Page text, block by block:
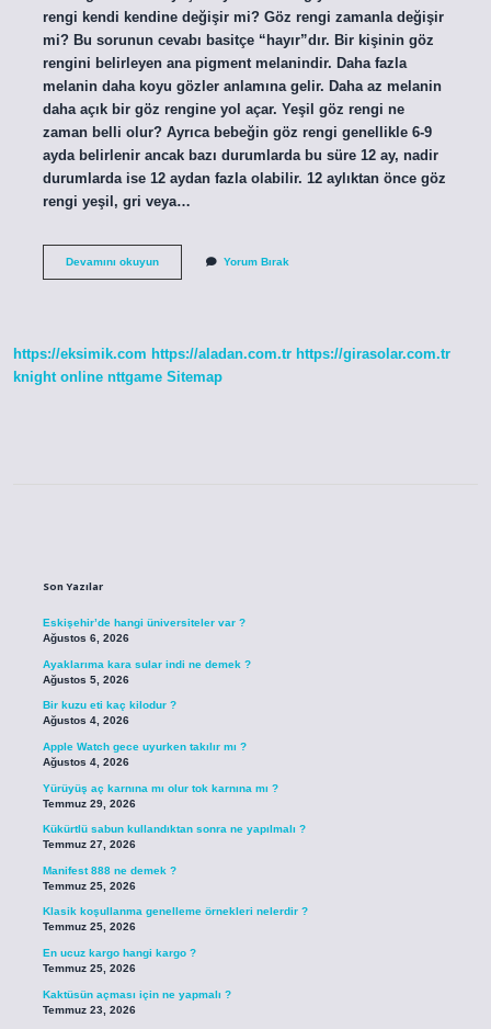
rengi kendi kendine değişir mi? Göz rengi zamanla değişir
mi? Bu sorunun cevabı basitçe “hayır”dır. Bir kişinin göz
rengini belirleyen ana pigment melanindir. Daha fazla
melanin daha koyu gözler anlamına gelir. Daha az melanin
daha açık bir göz rengine yol açar. Yeşil göz rengi ne
zaman belli olur? Ayrıca bebeğin göz rengi genellikle 6-9
ayda belirlenir ancak bazı durumlarda bu süre 12 ay, nadir
durumlarda ise 12 aydan fazla olabilir. 12 aylıktan önce göz
rengi yeşil, gri veya…
Devamını okuyunYeşil
Yorum Bırak
https://eksimik.com https://aladan.com.tr https://girasolar.com.tr
knight online nttgame Sitemap
Son Yazılar
Eskişehir’de hangi üniversiteler var ?
Ağustos 6, 2026
Ayaklarıma kara sular indi ne demek ?
Ağustos 5, 2026
Bir kuzu eti kaç kilodur ?
Ağustos 4, 2026
Apple Watch gece uyurken takılır mı ?
Ağustos 4, 2026
Yürüyüş aç karnına mı olur tok karnına mı ?
Temmuz 29, 2026
Kükürtlü sabun kullandıktan sonra ne yapılmalı ?
Temmuz 27, 2026
Manifest 888 ne demek ?
Temmuz 25, 2026
Klasik koşullanma genelleme örnekleri nelerdir ?
Temmuz 25, 2026
En ucuz kargo hangi kargo ?
Temmuz 25, 2026
Kaktüsün açması için ne yapmalı ?
Temmuz 23, 2026